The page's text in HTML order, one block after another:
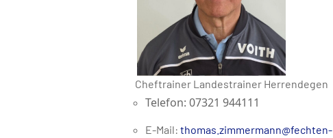
Cheftrainer Landestrainer Herrendegen
Telefon: 07321 944111
E-Mail: thomas.zimmermann@fechten-